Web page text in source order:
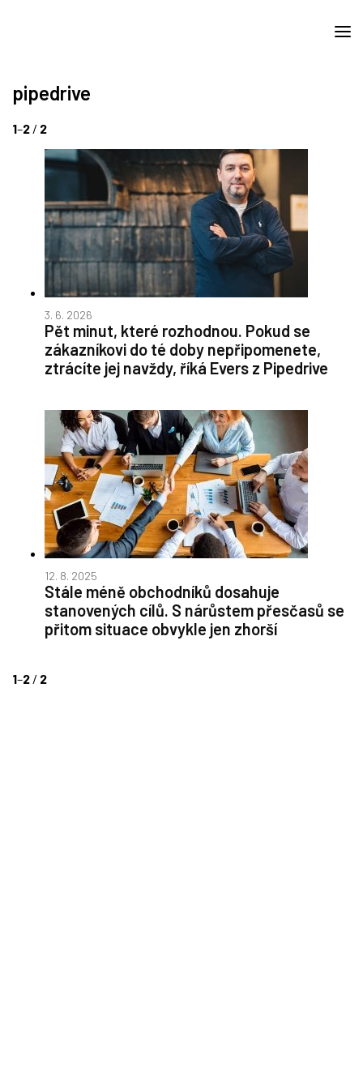
pipedrive
1–2 / 2
3. 6. 2026
Pět minut, které rozhodnou. Pokud se
zákazníkovi do té doby nepřipomenete,
ztrácíte jej navždy, říká Evers z Pipedrive
12. 8. 2025
Stále méně obchodníků dosahuje
stanovených cílů. S nárůstem přesčasů se
přitom situace obvykle jen zhorší
1–2 / 2